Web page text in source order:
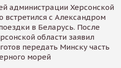
администрации Херсонской
встретился с Александром
в Беларусь. После
области заявил
передать Минску часть
морей